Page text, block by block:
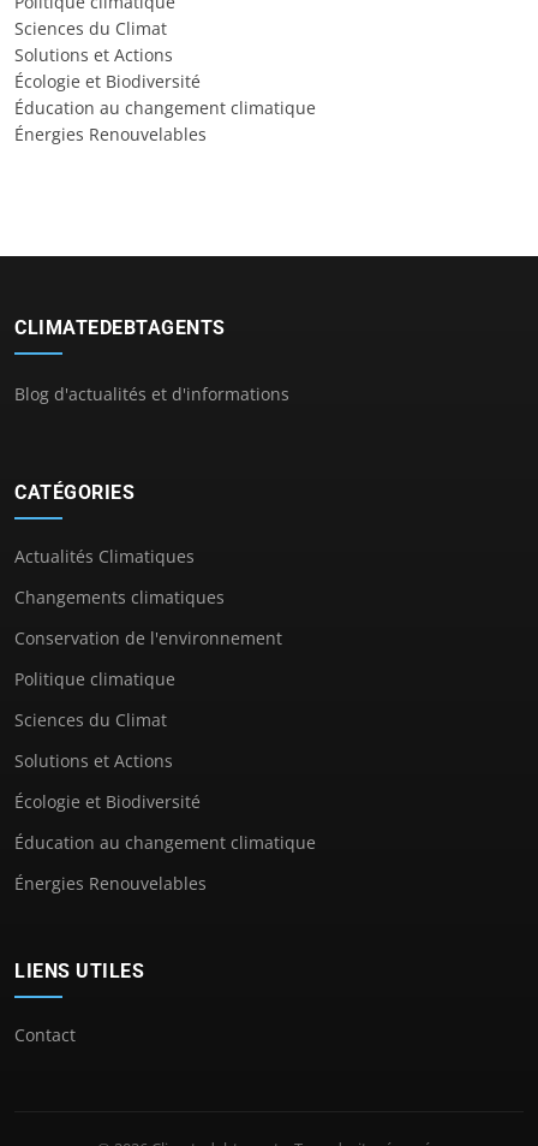
Sciences du Climat
Solutions et Actions
Écologie et Biodiversité
Éducation au changement climatique
Énergies Renouvelables
CLIMATEDEBTAGENTS
Blog d'actualités et d'informations
CATÉGORIES
Actualités Climatiques
Changements climatiques
Conservation de l'environnement
Politique climatique
Sciences du Climat
Solutions et Actions
Écologie et Biodiversité
Éducation au changement climatique
Énergies Renouvelables
LIENS UTILES
Contact